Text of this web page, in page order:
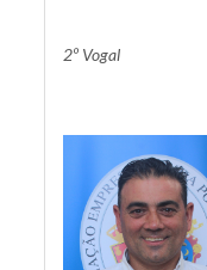
2º Vogal